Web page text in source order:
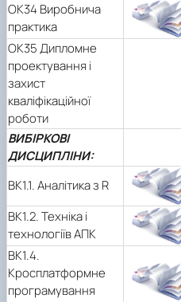
ОК34 Виробнича
практика
ОК35 Дипломне
проектування і
захист
кваліфікаційної
роботи
ВИБІРКОВІ
ДИСЦИПЛІНИ:
ВК1.1. Аналітика з R
ВК1.2. Техніка і
технологіїв АПК
ВК1.4.
Кросплатформне
програмування